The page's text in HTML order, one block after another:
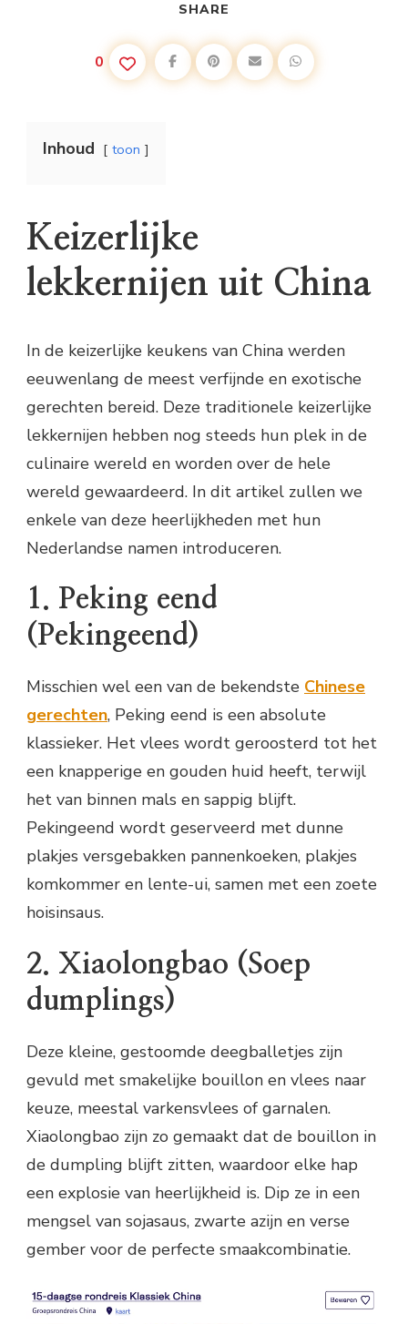
SHARE
0
Inhoud toon
Keizerlijke
lekkernijen uit China
In de keizerlijke keukens van China werden
eeuwenlang de meest verfijnde en exotische
gerechten bereid. Deze traditionele keizerlijke
lekkernijen hebben nog steeds hun plek in de
culinaire wereld en worden over de hele
wereld gewaardeerd. In dit artikel zullen we
enkele van deze heerlijkheden met hun
Nederlandse namen introduceren.
1. Peking eend
(Pekingeend)
Misschien wel een van de bekendste Chinese
gerechten, Peking eend is een absolute
klassieker. Het vlees wordt geroosterd tot het
een knapperige en gouden huid heeft, terwijl
het van binnen mals en sappig blijft.
Pekingeend wordt geserveerd met dunne
plakjes versgebakken pannenkoeken, plakjes
komkommer en lente-ui, samen met een zoete
hoisinsaus.
2. Xiaolongbao (Soep
dumplings)
Deze kleine, gestoomde deegballetjes zijn
gevuld met smakelijke bouillon en vlees naar
keuze, meestal varkensvlees of garnalen.
Xiaolongbao zijn zo gemaakt dat de bouillon in
de dumpling blijft zitten, waardoor elke hap
een explosie van heerlijkheid is. Dip ze in een
mengsel van sojasaus, zwarte azijn en verse
gember voor de perfecte smaakcombinatie.